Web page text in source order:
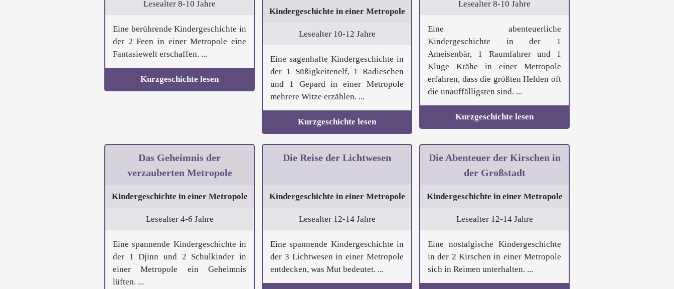
Lesealter 8-10 Jahre
Eine berührende Kindergeschichte in
der 2 Feen in einer Metropole eine
Fantasiewelt erschaffen. ...
Kurzgeschichte lesen
Kindergeschichte in einer Metropole
Lesealter 10-12 Jahre
Eine sagenhafte Kindergeschichte in
der 1 Süßigkeitenelf, 1 Radieschen
und 1 Gepard in einer Metropole
mehrere Witze erzählen. ...
Kurzgeschichte lesen
Lesealter 8-10 Jahre
Eine abenteuerliche
Kindergeschichte in der 1
Ameisenbär, 1 Raumfahrer und 1
Kluge Krähe in einer Metropole
erfahren, dass die größten Helden oft
die unauffälligsten sind. ...
Kurzgeschichte lesen
Das Geheimnis der
verzauberten Metropole
Kindergeschichte in einer Metropole
Lesealter 4-6 Jahre
Eine spannende Kindergeschichte in
der 1 Djinn und 2 Schulkinder in
einer Metropole ein Geheimnis
lüften. ...
Die Reise der Lichtwesen
Kindergeschichte in einer Metropole
Lesealter 12-14 Jahre
Eine spannende Kindergeschichte in
der 3 Lichtwesen in einer Metropole
entdecken, was Mut bedeutet. ...
Die Abenteuer der Kirschen in
der Großstadt
Kindergeschichte in einer Metropole
Lesealter 12-14 Jahre
Eine nostalgische Kindergeschichte
in der 2 Kirschen in einer Metropole
sich in Reimen unterhalten. ...